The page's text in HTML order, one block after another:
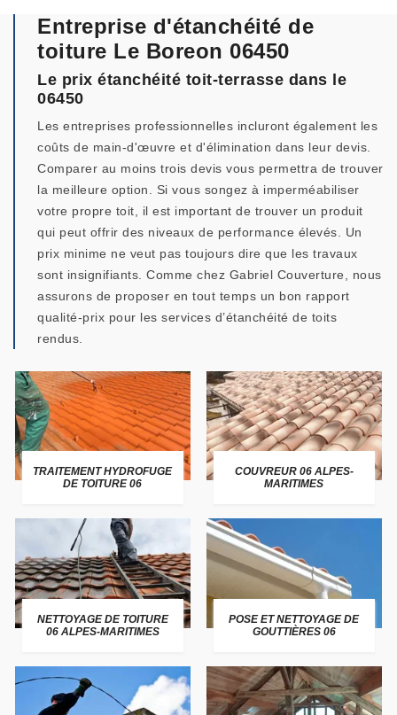
Entreprise d'étanchéité de
toiture Le Boreon 06450
Le prix étanchéité toit-terrasse dans le
06450
Les entreprises professionnelles incluront également les
coûts de main-d'œuvre et d'élimination dans leur devis.
Comparer au moins trois devis vous permettra de trouver
la meilleure option. Si vous songez à imperméabiliser
votre propre toit, il est important de trouver un produit
qui peut offrir des niveaux de performance élevés. Un
prix minime ne veut pas toujours dire que les travaux
sont insignifiants. Comme chez Gabriel Couverture, nous
assurons de proposer en tout temps un bon rapport
qualité-prix pour les services d’étanchéité de toits
rendus.
TRAITEMENT HYDROFUGE
DE TOITURE 06
COUVREUR 06 ALPES-
MARITIMES
NETTOYAGE DE TOITURE
06 ALPES-MARITIMES
POSE ET NETTOYAGE DE
GOUTTIÈRES 06